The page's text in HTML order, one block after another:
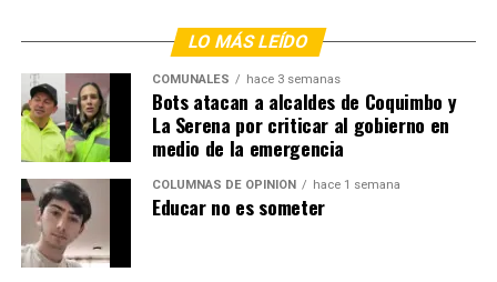
LO MÁS LEÍDO
COMUNALES hace 3 semanas
Bots atacan a alcaldes de Coquimbo y
La Serena por criticar al gobierno en
medio de la emergencia
COLUMNAS DE OPINIÓN hace 1 semana
Educar no es someter